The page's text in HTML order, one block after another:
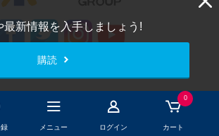
メニュー ログイン
0
カート
最新情報を入手しましょう!
購読